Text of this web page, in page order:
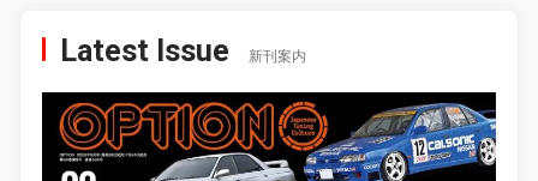
Latest Issue 新刊案内